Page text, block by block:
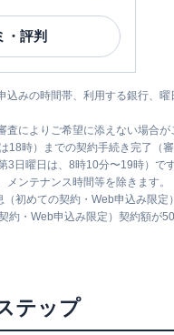
・評判
込みの時間帯、利用する銀行、
によりご希望に添えない場合が
18時）までの契約手続き完了（
日曜日は、8時10分〜19時）
ンテナンス時間等を除きます。
初めての契約・Web申込み限
約・Web申込み限定）契約額が
テップ